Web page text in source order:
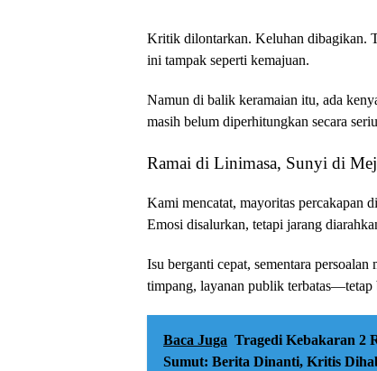
Kritik dilontarkan. Keluhan dibagikan.
ini tampak seperti kemajuan.
Namun di balik keramaian itu, ada
masih belum diperhitungkan secara
Ramai di Linimasa, Sunyi di
Kami mencatat, mayoritas percakapan
Emosi disalurkan, tetapi jarang
Isu berganti cepat, sementara
timpang, layanan publik terbatas—tetap
Baca Juga Tragedi Kebakaran 2
Sumut: Berita Dinanti, Kritis